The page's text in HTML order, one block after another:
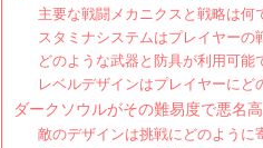
主要な戦闘メカニクスと戦略は何
スタミナシステムはプレイヤーの
どのような武器と防具が利用可能
レベルデザインはプレイヤーにど
ダークソウルがその難易度で悪名
敵のデザインは挑戦にどのように